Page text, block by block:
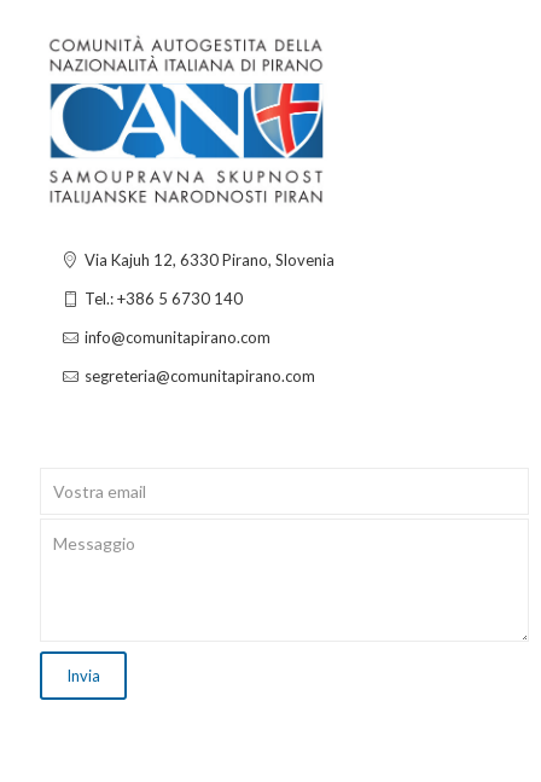
Via Kajuh 12, 6330 Pirano, Slovenia
Tel.: +386 5 6730 140
info@comunitapirano.com
segreteria@comunitapirano.com